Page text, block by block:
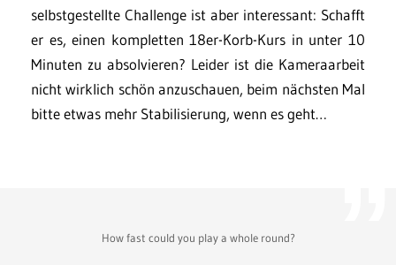
selbstgestellte Challenge ist aber interessant: Schafft
er es, einen kompletten 18er-Korb-Kurs in unter 10
Minuten zu absolvieren? Leider ist die Kameraarbeit
nicht wirklich schön anzuschauen, beim nächsten Mal
bitte etwas mehr Stabilisierung, wenn es geht…
How fast could you play a whole round?